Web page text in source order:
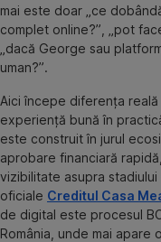
mai este doar „ce
complet online?”, „pot
„dacă George sau
uman?”.
Aici începe diferența
experiență bună în
este construit în jurul
aprobare financiară
vizibilitate asupra
oficiale Creditul Casa
de digital este procesul
România, unde mai